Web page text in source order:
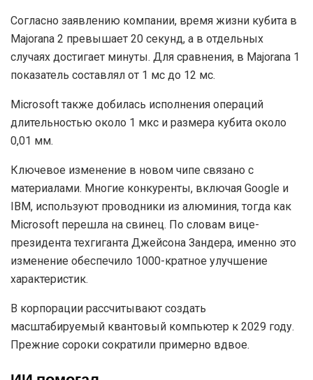
Согласно заявлению компании, время жизни кубита в
Majorana 2 превышает 20 секунд, а в отдельных
случаях достигает минуты. Для сравнения, в Majorana 1
показатель составлял от 1 мс до 12 мс.
Microsoft также добилась исполнения операций
длительностью около 1 мкс и размера кубита около
0,01 мм.
Ключевое изменение в новом чипе связано с
материалами. Многие конкуренты, включая Google и
IBM, используют проводники из алюминия, тогда как
Microsoft перешла на свинец. По словам вице-
президента техгиганта Джейсона Зандера, именно это
изменение обеспечило 1000-кратное улучшение
характеристик.
В корпорации рассчитывают создать
масштабируемый квантовый компьютер к 2029 году.
Прежние сороки сократили примерно вдвое.